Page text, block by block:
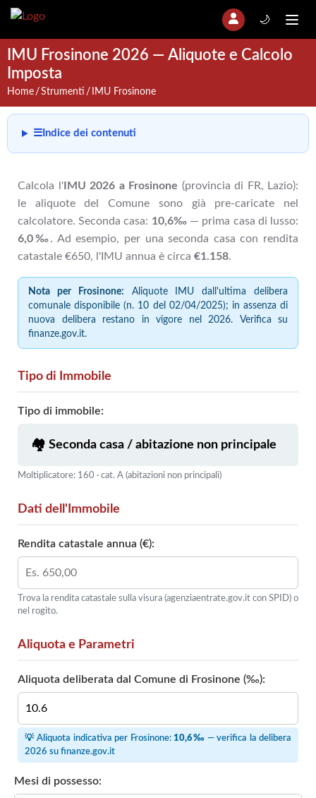
🌙
IMU Frosinone 2026 — Aliquote e Calcolo
Imposta
Home Strumenti IMU Frosinone
☰ Indice dei contenuti
Calcola l'IMU 2026 a Frosinone (provincia di FR, Lazio):
le aliquote del Comune sono già pre-caricate nel
calcolatore. Seconda casa: 10,6‰ — prima casa di lusso:
6,0‰. Ad esempio, per una seconda casa con rendita
catastale €650, l'IMU annua è circa €1.158.
Nota per Frosinone: Aliquote IMU dall'ultima delibera
comunale disponibile (n. 10 del 02/04/2025); in assenza di
nuova delibera restano in vigore nel 2026. Verifica su
finanze.gov.it.
Tipo di Immobile
Tipo di immobile:
Moltiplicatore: 160 · cat. A (abitazioni non principali)
Dati dell'Immobile
Rendita catastale annua (€):
Trova la rendita catastale sulla visura (agenziaentrate.gov.it con SPID) o
nel rogito.
Aliquota e Parametri
Aliquota deliberata dal Comune di Frosinone (‰):
💡 Aliquota indicativa per Frosinone: 10,6‰ — verifica la delibera
2026 su finanze.gov.it
Mesi di possesso: